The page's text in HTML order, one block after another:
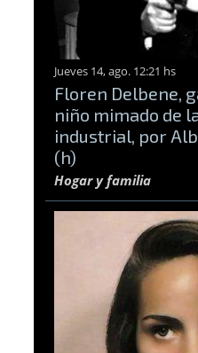
Jueves 14, ago. 12:21 hs
Floren Delbene,
niño mimado de
industrial, por
(h)
Hogar y familia